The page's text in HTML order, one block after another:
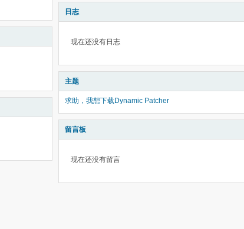
日志
现在还没有日志
主题
求助，我想下载Dynamic Patcher
留言板
现在还没有留言